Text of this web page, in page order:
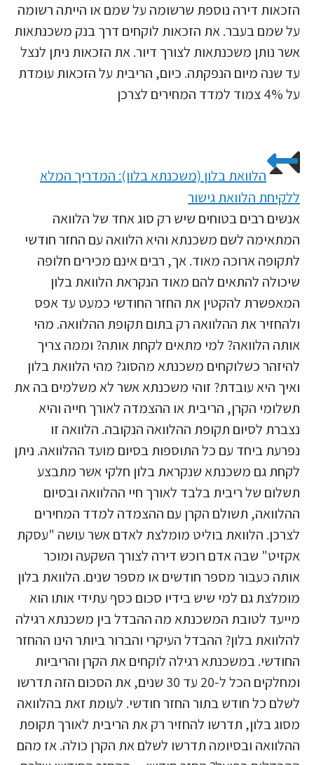
הזכאות דירה נוספת שרשומה על שמם או הייתה רשומה
על שמם בעבר. את הזכאות לוקחים דרך בנק משכנתאות
אשר נותן משכנתאות לצורך דיור. את הזכאות ניתן לנצל
עד שנה מיום הנפקתה. כיום, הריבית על הזכאות עומדת
על 4% צמוד למדד המחירים לצרכן
הלוואת בלון (משכנתא בלון): המדריך המלא
ללקיחת הלוואת גישור
אנשים רבים בטוחים שיש רק סוג אחד של הלוואה
המתאימה לשם משכנתא והיא הלוואה עם החזר חודשי
לתקופה ארוכה מאוד. אך, רבים אינם מכירים חלופה
שיכולה להתאים להם מאוד הנקראת הלוואת בלון
המאפשרת להקטין את החזר החודשי כמעט עד אפס
ולהחזיר את ההלוואה רק בתום תקופת ההלוואה. מהי
אותה הלוואה? למי מתאים לקחת אותה? וממה צריך
להיזהר כשלוקחים משכנתא מהסוג? מהי הלוואת בלון
ואיך היא עובדת? זוהי משכנתא אשר לא משלמים בה את
תשלומי הקרן, הריבית או ההצמדה לאורך חייה והיא
נצברת לסיום תקופת ההלוואה הנקובה. הלוואה זו
נפרעת ביחד עם כל התוספות בסיום מועד ההלוואה. ניתן
לקחת גם משכנתא שנקראת בלון חלקי אשר מתבצע
תשלום של ריבית בלבד לאורך חיי ההלוואה ובסיום
ההלוואה, תשולם הקרן עם ההצמדה למדד המחירים
לצרכן. הלוואת בוליט מומלצת לאדם אשר עושה "עסקת
אקזיט" שבה אדם רוכש דירה לצורך השקעה ומוכר
אותה כעבור מספר חודשים או מספר שנים. הלוואת בלון
מומלצת גם למי שיש בידיו סכום כסף עתידי אותו הוא
מייעד לטובת המשכנתא מה ההבדל בין משכנתא רגילה
להלוואת בלון? ההבדל העיקרי והברור ביותר הינו ההחזר
החודשי. במשכנתא רגילה לוקחים את הקרן והריביות
ומחלקים הכל ל-20 עד 30 שנים, את הסכום הזה תדרשו
לשלם כל חודש בתור החזר חודשי. לעומת זאת בהלוואה
מסוג בלון, תדרשו להחזיר רק את הריבית לאורך תקופת
ההלוואה ובסיומה תדרשו לשלם את הקרן כולה. אז מהם